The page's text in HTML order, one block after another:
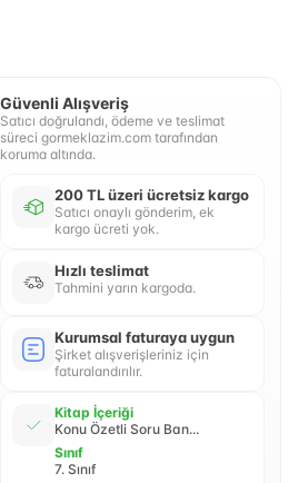
Güvenli Alışveriş
Satıcı doğrulandı, ödeme ve teslimat
süreci gormeklazim.com tarafından
koruma altında.
200 TL üzeri ücretsiz kargo
Satıcı onaylı gönderim, ek
kargo ücreti yok.
Hızlı teslimat
Tahmini yarın kargoda.
Kurumsal faturaya uygun
Şirket alışverişleriniz için
faturalandırılır.
Kitap İçeriği
Konu Özetli Soru Ban...
Sınıf
7. Sınıf